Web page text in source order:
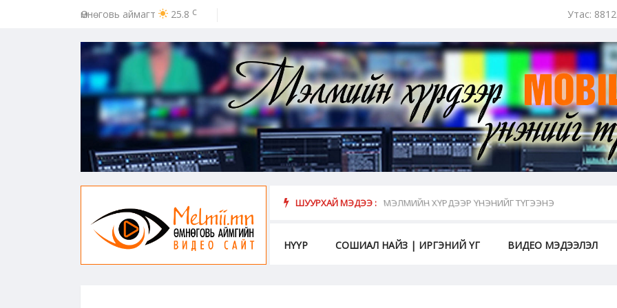
Өмнөговь аймагт 25.8 c Утас:
ШУУРХАЙ МЭДЭЭ :
урьдчилан сэргийлэх, хамгаалахад хүн бүрийн оролцоо идэвх чармай... МЭЛМИЙН ХҮРДЭЭР ҮНЭНИЙГ ТҮГЭЭНЭ
НҮҮР СОШИАЛ НАЙЗ | ИРГЭНИЙ ҮГ ВИДЕО МЭДЭЭЛЭЛ